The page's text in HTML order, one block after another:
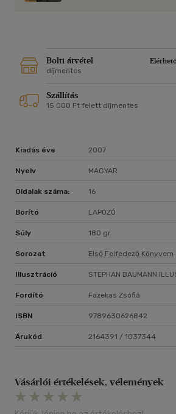
Bolti átvétel
díjmentes
Szállítás
15 000 Ft felett díjmentes
Kiadás éve 2007
Nyelv MAGYAR
Oldalak száma: 16
Borító LAPOZÓ
Súly 180 gr
Sorozat Első Felfedező Könyvem
Illusztráció STEPHAN BAUMANN
Fordító Fazekas Zsófia
ISBN 9789630626842
Árukód 2164391 / 1037344
Vásárlói értékelések, vélemények